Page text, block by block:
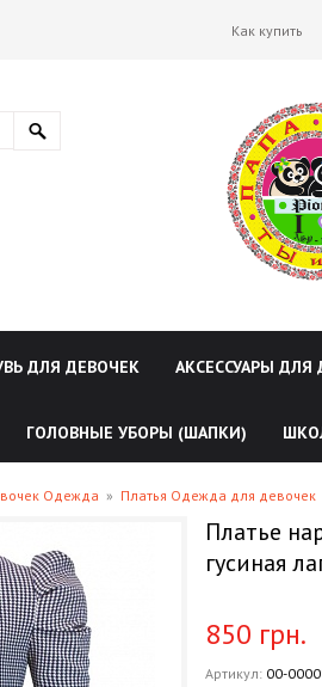
Как купить
ДЛЯ ДЕВОЧЕК АКСЕССУАРЫ ДЛЯ
ГОЛОВНЫЕ УБОРЫ (ШАПКИ)
Одежда » Платья Одежда для девочек
Платье
гусиная
850 грн.
Артикул: 00-